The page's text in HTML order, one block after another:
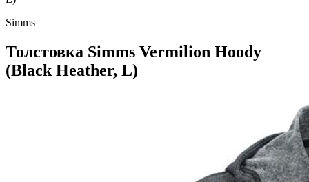
Simms
Толстовка Simms Vermilion Hoody
(Black Heather, L)